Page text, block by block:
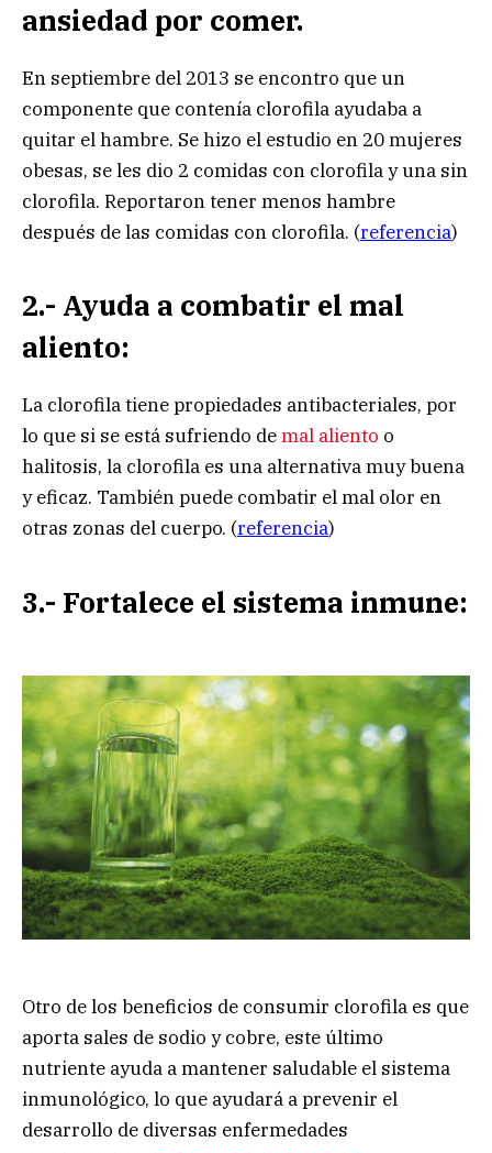
ansiedad por comer.
En septiembre del 2013 se encontro que un
componente que contenía clorofila ayudaba a
quitar el hambre. Se hizo el estudio en 20 mujeres
obesas, se les dio 2 comidas con clorofila y una sin
clorofila. Reportaron tener menos hambre
después de las comidas con clorofila. (referencia)
2.- Ayuda a combatir el mal
aliento:
La clorofila tiene propiedades antibacteriales, por
lo que si se está sufriendo demal aliento o
halitosis, la clorofila es una alternativa muy buena
y eficaz. También puede combatir el mal olor en
otras zonas del cuerpo. (referencia)
3.- Fortalece el sistema inmune:
Otro de los beneficios de consumir clorofila es que
aporta sales de sodio y cobre, este último
nutriente ayuda a mantener saludable el sistema
inmunológico, lo que ayudará a prevenir el
desarrollo de diversas enfermedades